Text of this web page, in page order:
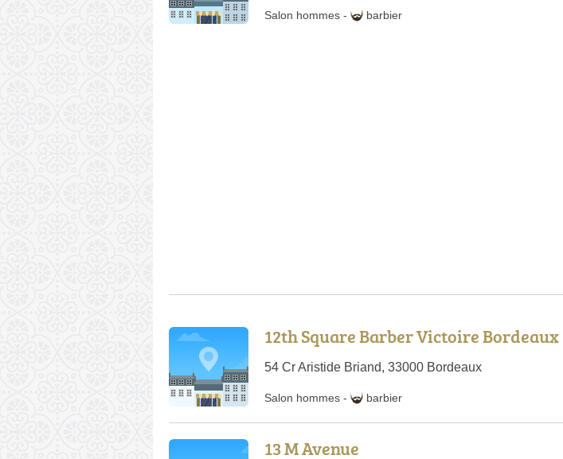
Salon hommes - barbier
12th Square Barber Victoire Bordeaux
54 Cr Aristide Briand, 33000 Bordeaux
Salon hommes - barbier
13 M Avenue